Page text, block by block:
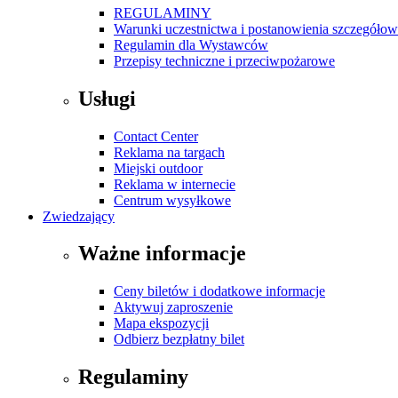
REGULAMINY
Warunki uczestnictwa i postanowienia
Regulamin dla Wystawców
Przepisy techniczne i przeciwpożarowe
Usługi
Contact Center
Reklama na targach
Miejski outdoor
Reklama w internecie
Centrum wysyłkowe
Zwiedzający
Ważne informacje
Ceny biletów i dodatkowe informacje
Aktywuj zaproszenie
Mapa ekspozycji
Odbierz bezpłatny bilet
Regulaminy